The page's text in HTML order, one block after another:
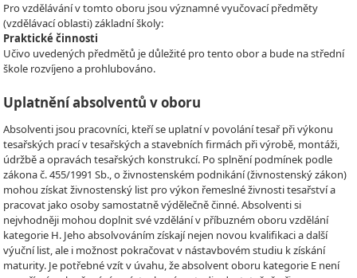
Pro vzdělávání v tomto oboru jsou významné vyučovací předměty
(vzdělávací oblasti) základní školy:
Praktické činnosti
Učivo uvedených předmětů je důležité pro tento obor a bude na střední
škole rozvíjeno a prohlubováno.
Uplatnění absolventů v oboru
Absolventi jsou pracovníci, kteří se uplatní v povolání tesař při výkonu
tesařských prací v tesařských a stavebních firmách při výrobě, montáži,
údržbě a opravách tesařských konstrukcí. Po splnění podmínek podle
zákona č. 455/1991 Sb., o živnostenském podnikání (živnostenský zákon)
mohou získat živnostenský list pro výkon řemeslné živnosti tesařství a
pracovat jako osoby samostatně výdělečně činné. Absolventi si
nejvhodněji mohou doplnit své vzdělání v příbuzném oboru vzdělání
kategorie H. Jeho absolvováním získají nejen novou kvalifikaci a další
výuční list, ale i možnost pokračovat v nástavbovém studiu k získání
maturity. Je potřebné vzít v úvahu, že absolvent oboru kategorie E není